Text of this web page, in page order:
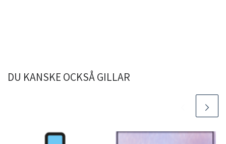
DU KANSKE OCKSÅ GILLAR